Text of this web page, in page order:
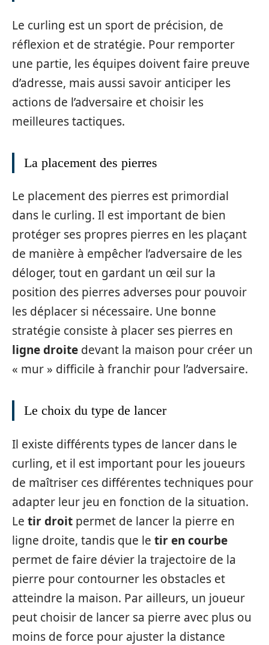
Le curling est un sport de précision, de
réflexion et de stratégie. Pour remporter
une partie, les équipes doivent faire preuve
d’adresse, mais aussi savoir anticiper les
actions de l’adversaire et choisir les
meilleures tactiques.
La placement des pierres
Le placement des pierres est primordial
dans le curling. Il est important de bien
protéger ses propres pierres en les plaçant
de manière à empêcher l’adversaire de les
déloger, tout en gardant un œil sur la
position des pierres adverses pour pouvoir
les déplacer si nécessaire. Une bonne
stratégie consiste à placer ses pierres en
ligne droite devant la maison pour créer un
« mur » difficile à franchir pour l’adversaire.
Le choix du type de lancer
Il existe différents types de lancer dans le
curling, et il est important pour les joueurs
de maîtriser ces différentes techniques pour
adapter leur jeu en fonction de la situation.
Le tir droit permet de lancer la pierre en
ligne droite, tandis que le tir en courbe
permet de faire dévier la trajectoire de la
pierre pour contourner les obstacles et
atteindre la maison. Par ailleurs, un joueur
peut choisir de lancer sa pierre avec plus ou
moins de force pour ajuster la distance